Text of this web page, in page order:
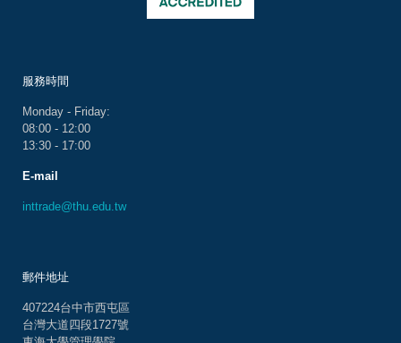
服務時間
Monday - Friday:
08:00 - 12:00
13:30 - 17:00
E-mail
inttrade@thu.edu.tw
郵件地址
407224台中市西屯區
台灣大道四段1727號